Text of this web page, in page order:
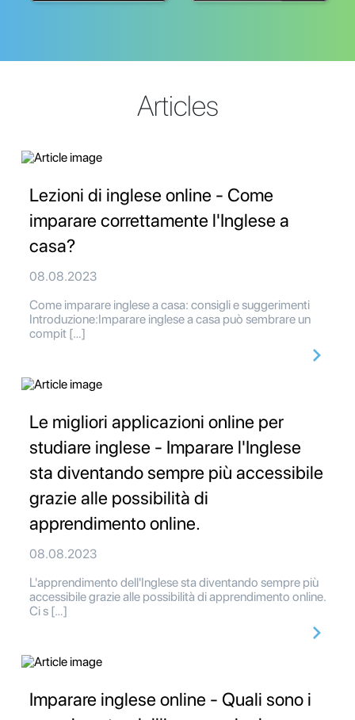
Articles
Lezioni di inglese online - Come
imparare correttamente l'Inglese a
casa?
08.08.2023
Come imparare inglese a casa: consigli e suggerimenti
Introduzione:Imparare inglese a casa può sembrare un
compit […]
Le migliori applicazioni online per
studiare inglese - Imparare l'Inglese
sta diventando sempre più accessibile
grazie alle possibilità di
apprendimento online.
08.08.2023
L'apprendimento dell'Inglese sta diventando sempre più
accessibile grazie alle possibilità di apprendimento online.
Ci s […]
Imparare inglese online - Quali sono i